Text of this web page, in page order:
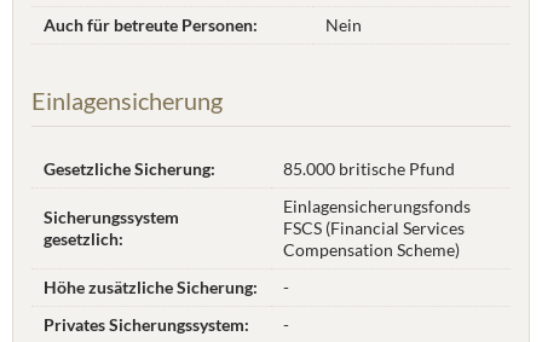
Auch für betreute Personen: Nein
Einlagensicherung
Gesetzliche Sicherung: 85.000 britische Pfund
Sicherungssystem
gesetzlich:
Einlagensicherungsfonds
FSCS (Financial Services
Compensation Scheme)
Höhe zusätzliche Sicherung:
-
Privates Sicherungssystem:
-